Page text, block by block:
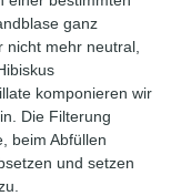
ganz
mehr neutral,
komponieren wir
Die Filterung
beim Abfüllen
und setzen